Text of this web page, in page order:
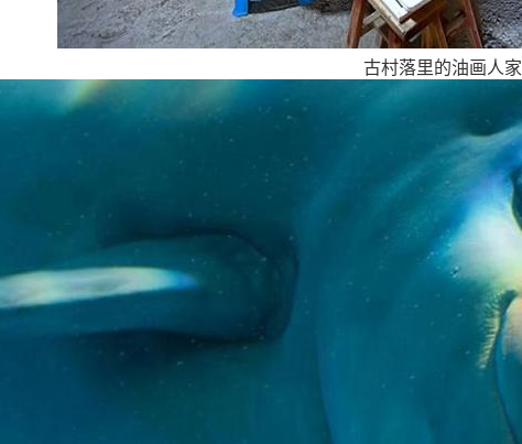
古村落里的油画人家